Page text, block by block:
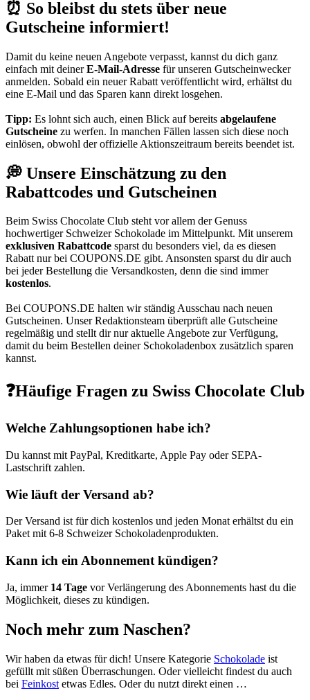
⏰ So bleibst du stets über neue
Gutscheine informiert!
Damit du keine neuen Angebote verpasst, kannst du dich ganz
einfach mit deinerE-Mail-Adresse für unseren Gutscheinwecker
anmelden. Sobald ein neuer Rabatt veröffentlicht wird, erhältst du
eine E-Mail und das Sparen kann direkt losgehen.
Tipp: Es lohnt sich auch, einen Blick auf bereits abgelaufene
Gutscheine zu werfen. In manchen Fällen lassen sich diese noch
einlösen, obwohl der offizielle Aktionszeitraum bereits beendet ist.
💭 Unsere Einschätzung zu den
Rabattcodes und Gutscheinen
Beim Swiss Chocolate Club steht vor allem der Genuss
hochwertiger Schweizer Schokolade im Mittelpunkt. Mit unserem
exklusiven Rabattcode⁣ sparst du besonders viel, da es diesen
Rabatt nur bei COUPONS.DE gibt. Ansonsten sparst du dir auch
bei jeder Bestellung die Versandkosten, denn die sind immer
kostenlos.
Bei COUPONS.DE halten wir ständig Ausschau nach neuen
Gutscheinen. Unser Redaktionsteam überprüft alle Gutscheine
regelmäßig und stellt dir nur aktuelle Angebote zur Verfügung,
damit du beim Bestellen deiner Schokoladenbox zusätzlich sparen
kannst.
❓Häufige Fragen zu Swiss Chocolate Club
Welche Zahlungsoptionen habe ich?
Du kannst mit PayPal, Kreditkarte, Apple Pay oder SEPA-
Lastschrift zahlen.
Wie läuft der Versand ab?
Der Versand ist für dich kostenlos und jeden Monat erhältst du ein
Paket mit 6-8 Schweizer Schokoladenprodukten.
Kann ich ein Abonnement kündigen?
Ja, immer 14 Tage vor Verlängerung des Abonnements hast du die
Möglichkeit, dieses zu kündigen.
Noch mehr zum Naschen?
Wir haben da etwas für dich! Unsere Kategorie Schokolade ist
gefüllt mit süßen Überraschungen. Oder vielleicht findest du auch
bei Feinkost etwas Edles. Oder du nutzt direkt einen …